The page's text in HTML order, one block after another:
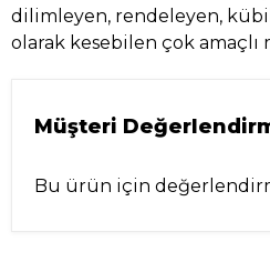
dilimleyen, rendeleyen,
olarak kesebilen çok amaçlı
Müşteri
Bu ürün için